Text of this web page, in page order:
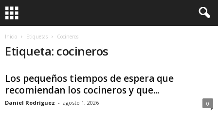
Inicio Etiquetas Cocineros
Etiqueta: cocineros
Los pequeños tiempos de espera que
recomiendan los cocineros y que...
Daniel Rodríguez - agosto 1, 2026 0